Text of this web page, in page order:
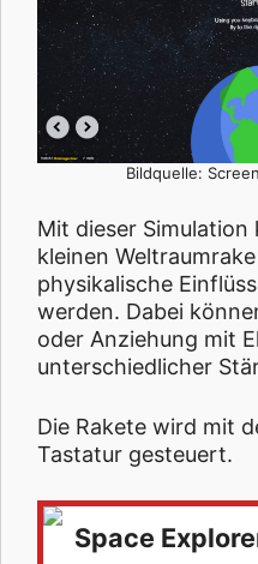
Bildquelle:
Mit dieser
kleinen
physikalische
werden. Dabei
oder Anziehung mit
unterschiedlicher
Die Rakete wird mit
Tastatur gesteuert.
Space